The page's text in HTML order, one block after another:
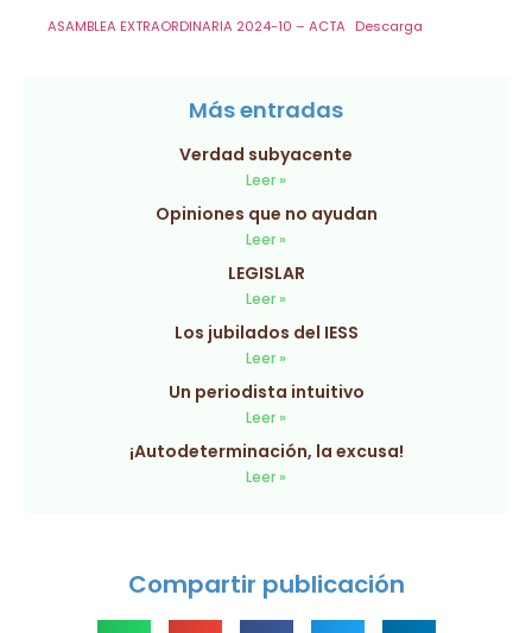
ASAMBLEA EXTRAORDINARIA 2024-10 – ACTA Descarga
Más entradas
Verdad subyacente
Leer »
Opiniones que no ayudan
Leer »
LEGISLAR
Leer »
Los jubilados del IESS
Leer »
Un periodista intuitivo
Leer »
¡Autodeterminación, la excusa!
Leer »
Compartir publicación